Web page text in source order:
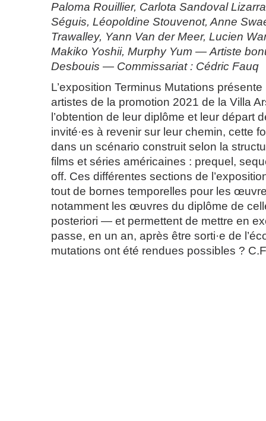
Paloma Rouillier, Carlota Sandoval
Séguis, Léopoldine Stouvenot, Anne
Trawalley, Yann Van der Meer, Lucien
Makiko Yoshii, Murphy Yum — Artiste
Desbouis — Commissariat : Cédric Fauq
L’exposition Terminus Mutations
artistes de la promotion 2021 de la Villa
l’obtention de leur diplôme et leur départ
invité·es à revenir sur leur chemin, cette
dans un scénario construit selon la
films et séries américaines : prequel,
off. Ces différentes sections de
tout de bornes temporelles pour les
notamment les œuvres du diplôme de
posteriori — et permettent de mettre en
passe, en un an, après être sorti·e de
mutations ont été rendues possibles ?